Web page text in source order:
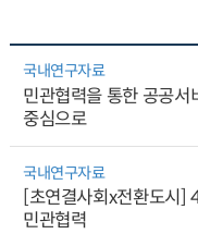
국내연구자료
민관협력을 통한 공공서
중심으로
국내연구자료
[초연결사회x전환도시]
민관협력